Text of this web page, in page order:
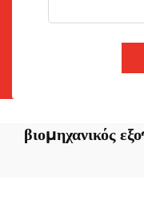
βιομηχανικός